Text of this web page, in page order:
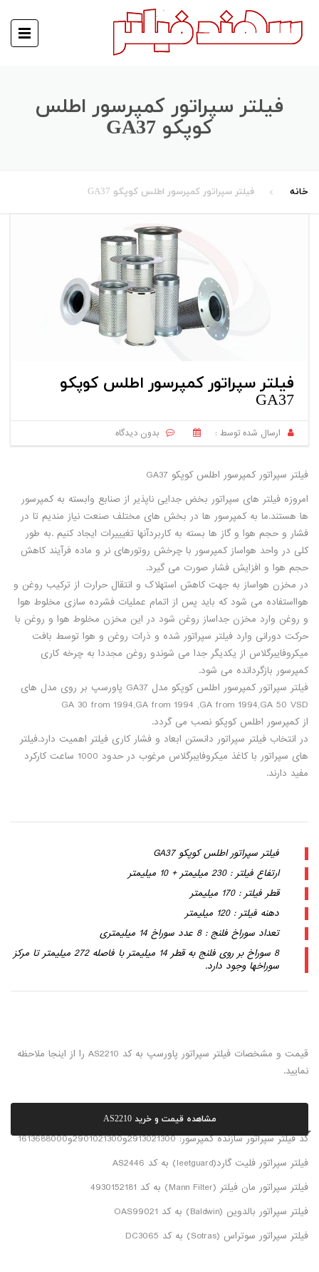
فیلتر سپراتور کمپرسور اطلس
کوپکو GA37
خانه فیلتر سپراتور کمپرسور اطلس کوپکو GA37
فیلتر سپراتور کمپرسور اطلس کوپکو
GA37
ارسال شده توسط : بدون دیدگاه
فیلتر سپراتور کمپرسور اطلس کوپکو GA37
امروزه فیلتر های سپراتور بخض جدایی ناپذیر از صنابع وابسته به کمپرسور
ها هستند.ما به کمپرسور ها در بخش های مختلف صنعت نیاز مندیم تا در
فشار و حجم هوا و گاز ها بسته به کاربردآنها تغیییرات ایجاد کنیم .به طور
کلی در واحد هواساز کمپرسور با چرخش روتورهای نر و ماده فرآیند کاهش
حجم هوا و افزایش فشار صورت می گیرد.
در مخزن هواساز به جهت کاهش استهلاک و انتقال حرارت از ترکیب روغن و
هوااستفاده می شود که باید پس از اتمام عملیات فشرده سازی مخلوط هوا
و روغن وارد مخزن جداساز روغن شود در این مخزن مخلوط هوا و روغن با
حرکت دورانی وارد فیلتر سپراتور شده و ذرات روغن و هوا توسط بافت
میکروفایبرگلاس از یکدیگر جدا می شوندو روغن مجددا به چرخه کاری
کمپرسور بازگردانده می شود.
فیلتر سپراتور کمپرسور اطلس کوپکو مدل GA37 پاورسپ بر روی مدل های
GA 30 from 1994,GA from 1994 ,GA from 1994,GA 50 VSD
از کمپرسور اطلس کوپکو نصب می گردد.
در انتخاب فیلتر سپراتور دانستن ابعاد و فشار کاری فیلتر اهمیت دارد.فیلتر
های سپراتور با کاغذ میکروفایبرگلاس مرغوب در حدود 1000 ساعت کارکرد
مفید دارند.
فیلتر سپراتور اطلس کوپکو GA37
ارتفاع فیلتر : 230 میلیمتر + 10 میلیمتر
قطر فیلتر : 170 میلیمتر
دهنه فیلتر : 120 میلیمتر
تعداد سوراخ فلنج : 8 عدد سوراخ 14 میلیمتری
8 سوراخ بر روی فلنج به قطر 14 میلیمتر با فاصله 272 میلیمتر تا مرکز
سوراخها وجود دارد.
قیمت و مشخصات فیلتر سپراتور پاورسپ به کد AS2210 را از اینجا ملاحظه
نمایید.
مشاهده قیمت و خرید AS2210
کد فیلتر سپراتور سازنده کمپرسور: 2913021300و2901021300و1613688000
فیلتر سپراتور فلیت گارد(leetguard) به کد AS2446
فیلتر سپراتور مان فیلتر (Mann Filter) به کد 4930152181
فیلتر سپراتور بالدوین (Baldwin) به کد OAS99021
فیلتر سپراتور سوتراس (Sotras) به کد DC3065